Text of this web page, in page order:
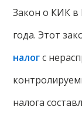
Закон о КИК в
года. Этот
налогс
налога